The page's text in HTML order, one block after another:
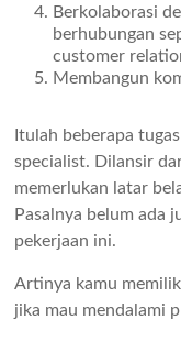
Berkolaborasi
berhubungan
customer
Membangun
Itulah beberapa
specialist. Dilansir
memerlukan latar
Pasalnya belum ada
pekerjaan ini.
Artinya kamu
jika mau mendalami